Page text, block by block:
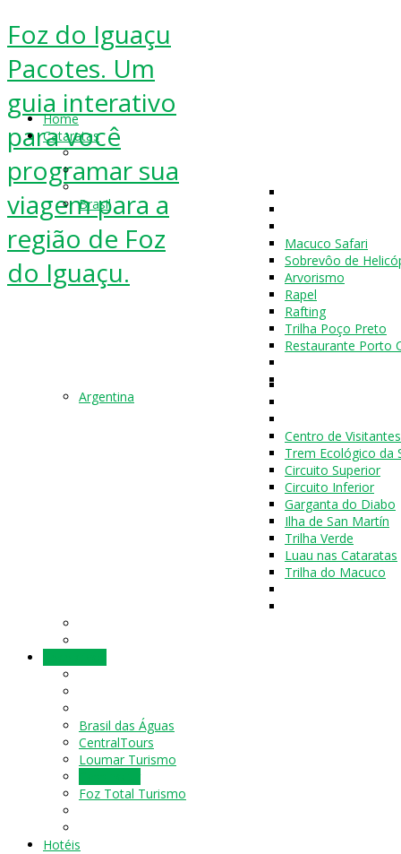
Foz do Iguaçu
Pacotes. Um
guia interativo
para você
programar sua
viagem para a
região de Foz
do Iguaçu.
Home
Cataratas
Brasil
Macuco Safari
Sobrevôo de
Arvorismo
Rapel
Rafting
Trilha Poço Preto
Restaurante Porto
Argentina
Centro de Visitantes
Trem Ecológico da
Circuito Superior
Circuito Inferior
Garganta do Diabo
Ilha de San Martín
Trilha Verde
Luau nas Cataratas
Trilha do Macuco
Brasil das Águas
CentralTours
Loumar Turismo
Foz Total Turismo
Hotéis